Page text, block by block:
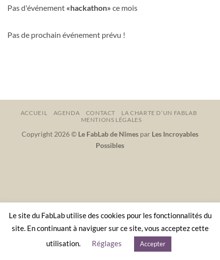
Pas d'événement «hackathon» ce mois
Pas de prochain événement prévu !
ACCUEIL AGENDA CONTACT
LA CHARTE D’UN FABLAB
MENTIONS LÉGALES
Copyright 2026 © Le FabLab de Nîmes par Les Incroyables
Possibles
Le site du FabLab utilise des cookies pour les fonctionnalités du
site. En continuant à naviguer sur ce site, vous acceptez cette
utilisation.
Réglages Accepter